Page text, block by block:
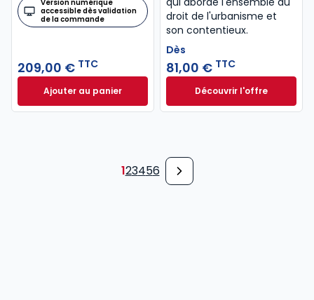
Version numérique
accessible dès validation
de la commande
209,00 € TTC
Ajouter au panierMémento Baux commerciaux 2025-2026 à 209,00 €
droit de l'urbanisme et
son contentieux.
Dès
81,00 € TTC
Découvrir l'offre
Droit de
Dès
123456